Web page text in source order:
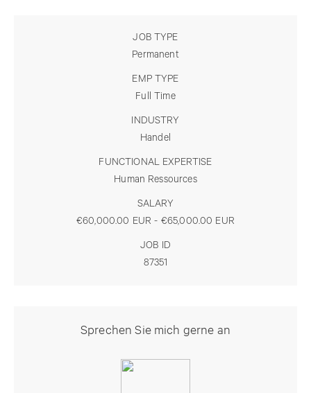
JOB TYPE
Permanent
EMP TYPE
Full Time
INDUSTRY
Handel
FUNCTIONAL EXPERTISE
Human Ressources
SALARY
€60,000.00 EUR - €65,000.00 EUR
JOB ID
87351
Sprechen Sie mich gerne an